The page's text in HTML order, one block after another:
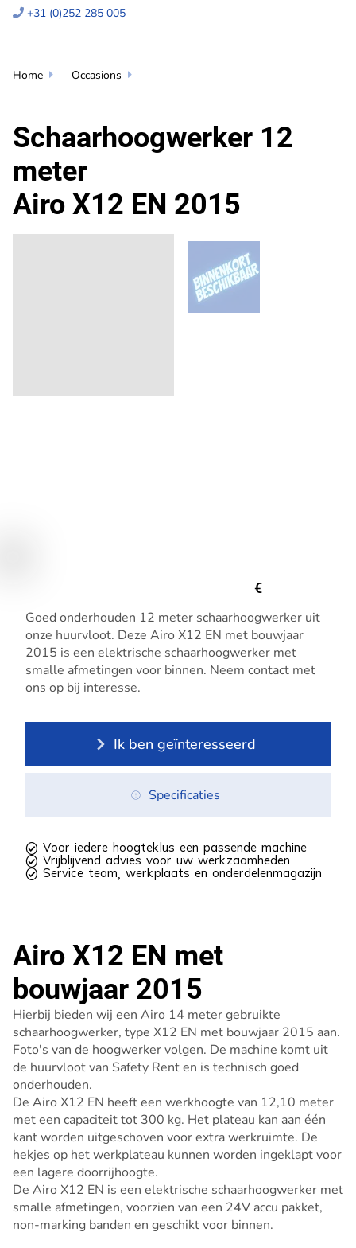
 +31 (0)252 285 005
Home  Occasions 
Goed onderhouden 12 meter schaarhoogwerker uit
onze huurvloot. Deze Airo X12 EN met bouwjaar
2015 is een elektrische schaarhoogwerker met
smalle afmetingen voor binnen. Neem contact met
ons op bij interesse.
 Voor iedere hoogteklus een passende machine
 Vrijblijvend advies voor uw werkzaamheden
 Service team, werkplaats en onderdelenmagazijn
Ik ben geïnteresseerd
Specificaties
€
Schaarhoogwerker 12
meter
Airo X12 EN 2015
Airo X12 EN met
bouwjaar 2015
Hierbij bieden wij een Airo 14 meter gebruikte
schaarhoogwerker, type X12 EN met bouwjaar 2015 aan.
Foto's van de hoogwerker volgen. De machine komt uit
de huurvloot van Safety Rent en is technisch goed
onderhouden.
De Airo X12 EN heeft een werkhoogte van 12,10 meter
met een capaciteit tot 300 kg. Het plateau kan aan één
kant worden uitgeschoven voor extra werkruimte. De
hekjes op het werkplateau kunnen worden ingeklapt voor
een lagere doorrijhoogte.
De Airo X12 EN is een elektrische schaarhoogwerker met
smalle afmetingen, voorzien van een 24V accu pakket,
non-marking banden en geschikt voor binnen.